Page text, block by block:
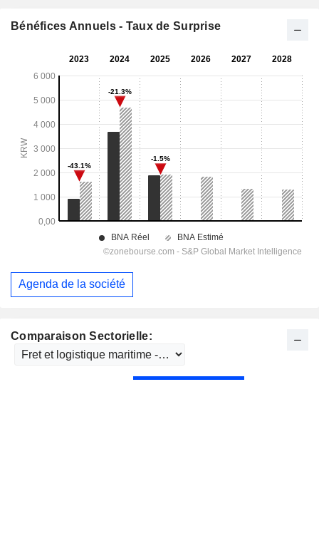
Comparaison Sectorielle:
Bénéfices Annuels - Taux de Surprise
Agenda de la société